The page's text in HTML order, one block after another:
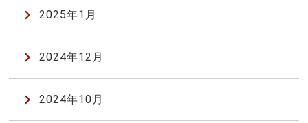
2025年1月
2024年12月
2024年10月